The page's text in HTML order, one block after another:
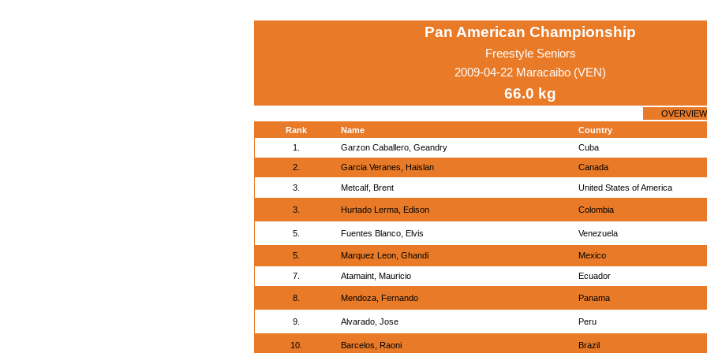
Pan American Championship
Freestyle Seniors
2009-04-22 Maracaibo (VEN)
66.0 kg
OVERVIEW
Rank
Name
Country
1.
Garzon Caballero, Geandry Cuba
2. Garcia Veranes, Haislan Canada
3. Metcalf, Brent United States of America
3. Hurtado Lerma, Edison Colombia
5. Fuentes Blanco, Elvis Venezuela
5. Marquez Leon, Ghandi Mexico
7. Atamaint, Mauricio Ecuador
8. Mendoza, Fernando Panama
9. Alvarado, Jose Peru
10. Barcelos, Raoni Brazil